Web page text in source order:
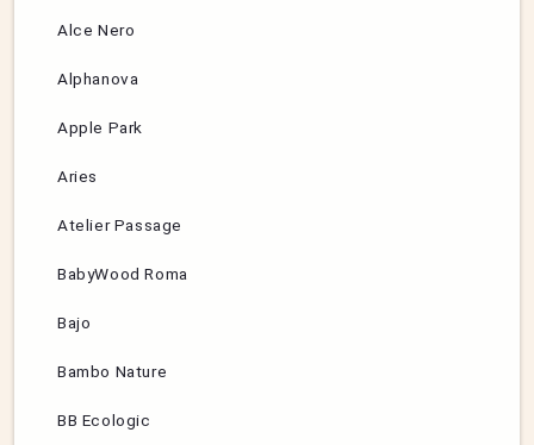
Alce Nero
Alphanova
Apple Park
Aries
Atelier Passage
BabyWood Roma
Bajo
Bambo Nature
BB Ecologic